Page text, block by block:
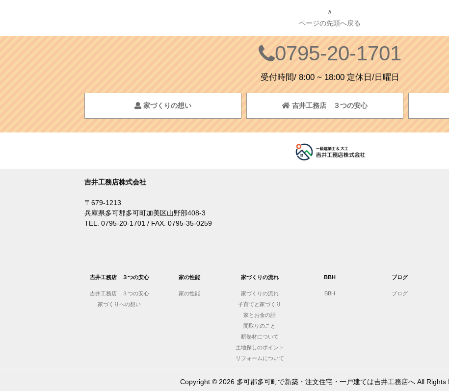
∧
ページの先頭へ戻る
0795-20-1701
受付時間/ 8:00 ~ 18:00 定休日/日曜日
家づくりの想い 吉井工務店 ３つの安心
吉井工務店株式会社
〒679-1213
兵庫県多可郡多可町加美区山野部408-3
TEL. 0795-20-1701 / FAX. 0795-35-0259
吉井工務店 ３つの安心
吉井工務店 ３つの安心
家づくりへの想い
家の性能
家の性能
家づくりの流れ
家づくりの流れ
子育てと家づくり
家とお金の話
間取りのこと
断熱材について
土地探しのポイント
リフォームについて
BBH
BBH
ブログ
ブログ
Copyright © 2026 多可郡多可町で新築・注文住宅・一戸建ては吉井工務店へ All Rights